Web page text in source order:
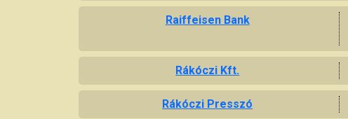
Raiffeisen Bank
Rákóczi Kft.
Rákóczi Presszó